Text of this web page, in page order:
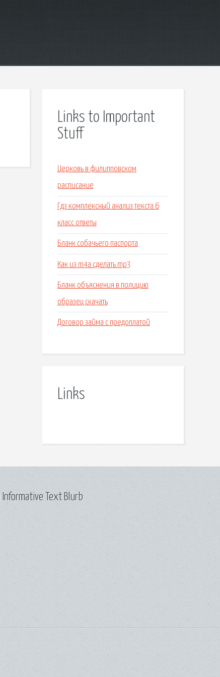
Links to Important
Stuff
Церковь в филипповском
расписание
Гдз комплексный анализ текста 6
класс ответы
Бланк собачьего паспорта
Как из m4a сделать mp3
Бланк объяснения в полицию
образец скачать
Договор займа с предоплатой
Links
Informative Text Blurb